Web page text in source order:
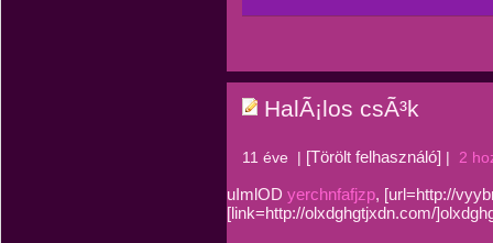
HalÃ¡los csÃ³k
11 éve | [Törölt felhasználó] | 2
uImlOD yerchnfafjzp, [url=http://
[link=http://olxdghgtjxdn.com/